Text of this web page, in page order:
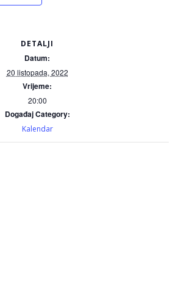
DETALJI
Datum:
20 listopada, 2022
Vrijeme:
20:00
Događaj Category:
Kalendar